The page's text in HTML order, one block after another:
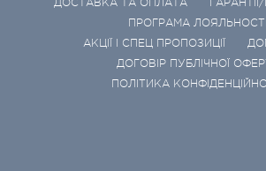
ДОСТАВКА ТА ОПЛАТА
ПРОГРАМА ЛОЯЛЬНОСТІ
АКЦІЇ І СПЕЦ ПРОПОЗИЦІЇ
ДОГОВІР ПУБЛІЧНОЇ
ПОЛІТИКА